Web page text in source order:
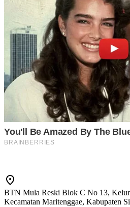
BTN Mula Reski Blok C No 13,
Kecamatan Maritenggae, Kabupaten